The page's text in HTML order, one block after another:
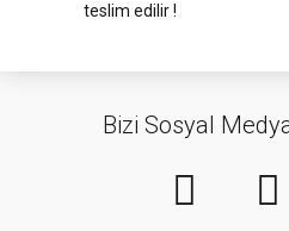
teslim edilir !
Bizi Sosyal